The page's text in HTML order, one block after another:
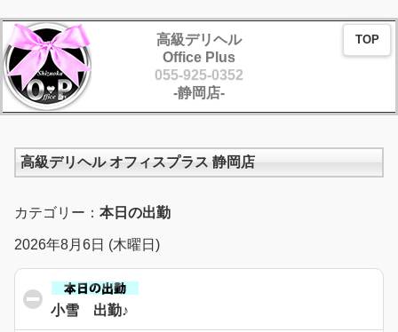
高級デリヘル
Office Plus
055-925-0352
-静岡店-
TOP
高級デリヘル オフィスプラス 静岡店
カテゴリー： 本日の出勤
2026年8月6日 (木曜日)
小雪 出勤♪